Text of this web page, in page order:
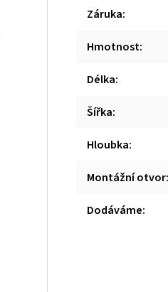
Záruka:
Hmotnost:
Délka:
Šířka:
Hloubka:
Montážní otvor:
Dodáváme: